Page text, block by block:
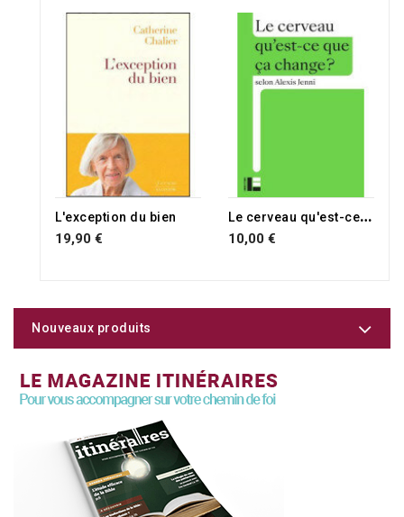
L'exception du bien
19,90 €
L
e cerveau qu'est-ce que ca change?
10,00 €
Nouveaux produits